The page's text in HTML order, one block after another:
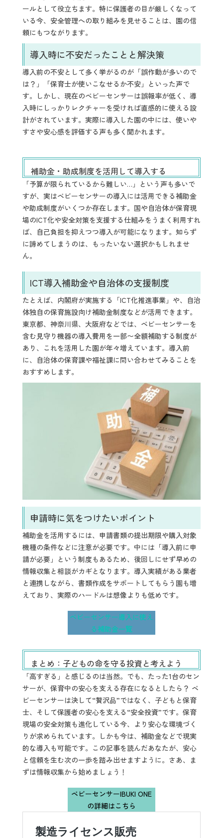
ールとして役立ちます。特に保護者の目が厳しくなって
いる今、安全管理への取り組みを見せることは、園の信
頼にもつながります。
導入時に不安だったことと解決策
導入前の不安として多く挙がるのが「誤作動が多いので
は？」「保育士が使いこなせるか不安」といった声で
す。しかし、現在のベビーセンサーは誤報率が低く、導
入時にしっかりレクチャーを受ければ直感的に使える設
計がされています。実際に導入した園の中には、使いや
すさや安心感を評価する声も多く聞かれます。
補助金・助成制度を活用して導入する
「予算が限られているから難しい…」という声も多いで
すが、実はベビーセンサーの導入には活用できる補助金
や助成制度がいくつか存在します。国や自治体が保育現
場のICT化や安全対策を支援する仕組みをうまく利用すれ
ば、自己負担を抑えつつ導入が可能になります。知らず
に諦めてしまうのは、もったいない選択かもしれませ
ん。
ICT導入補助金や自治体の支援制度
たとえば、内閣府が実施する「ICT化推進事業」や、自治
体独自の保育施設向け補助金制度などが活用できます。
東京都、神奈川県、大阪府などでは、ベビーセンサーを
含む見守り機器の導入費用を一部〜全額補助する制度が
あり、これを活用した園が年々増えています。導入前
に、自治体の保育課や福祉課に問い合わせてみることを
おすすめします。
申請時に気をつけたいポイント
補助金を活用するには、申請書類の提出期限や購入対象
機種の条件などに注意が必要です。中には「導入前に申
請が必要」という制度もあるため、後回しにせず早めの
情報収集と相談がカギとなります。導入実績がある業者
と連携しながら、書類作成をサポートしてもらう園も増
えており、実際のハードルは想像よりも低めです。
ベビーセンサー導入に使え
る補助金一覧
まとめ：子どもの命を守る投資と考えよう
「高すぎる」と感じるのは当然。でも、たった1台のセン
サーが、保育中の安心を支える存在になるとしたら？ ベ
ビーセンサーは決して“贅沢品”ではなく、子どもと保育
士、そして保護者の安心を支える“安全投資”です。保育
現場の安全対策も進化している今、より安心な環境づく
りが求められています。しかも今は、補助金などで現実
的な導入も可能です。この記事を読んだあなたが、安心
と信頼を生む次の一歩を踏み出せますように。さあ、ま
ずは情報収集から始めましょう！
ベビーセンサーIBUKI ONE
の詳細はこちら